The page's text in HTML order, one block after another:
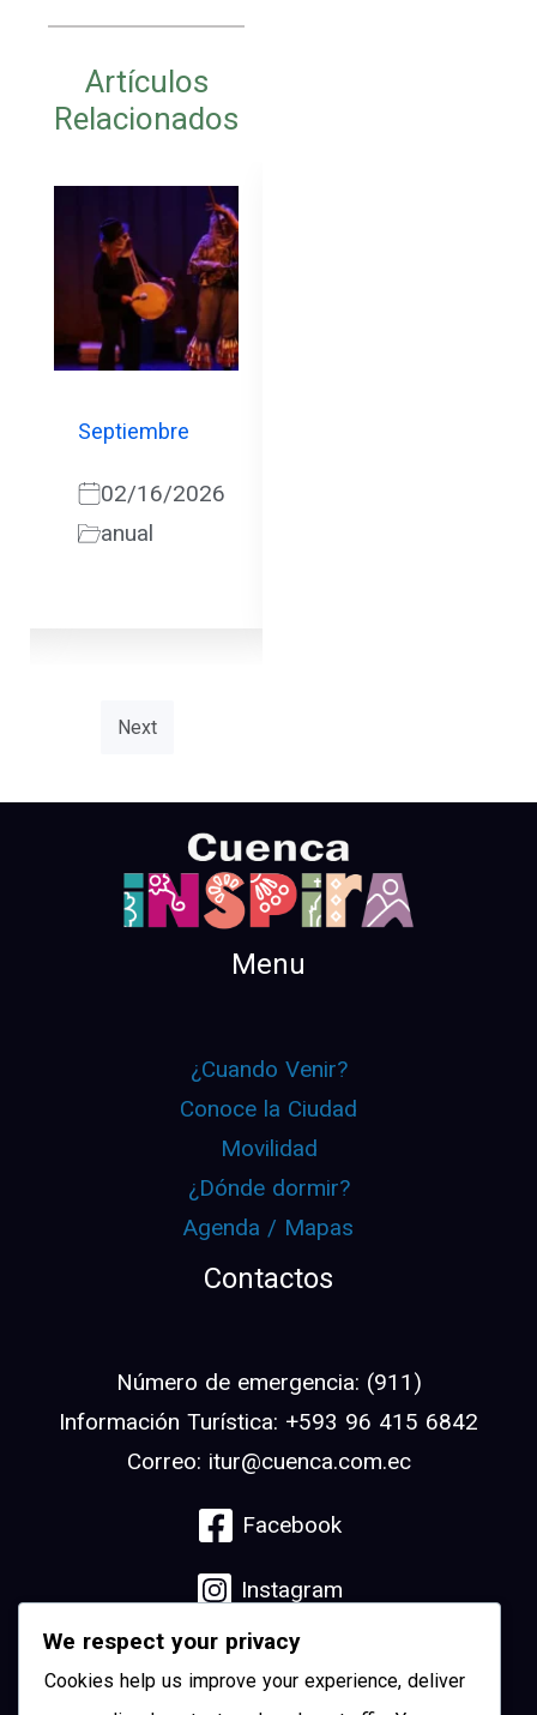
Artículos
Relacionados
Septiembre
02/16/2026
anual
Next
Menu
¿Cuando Venir?
Conoce la Ciudad
Movilidad
¿Dónde dormir?
Agenda / Mapas
Contactos
Número de emergencia: (911)
Información Turística: +593 96 415 6842
Correo: itur@cuenca.com.ec
Facebook
Instagram
Linkedin
We respect your privacy
Cookies help us improve your experience, deliver